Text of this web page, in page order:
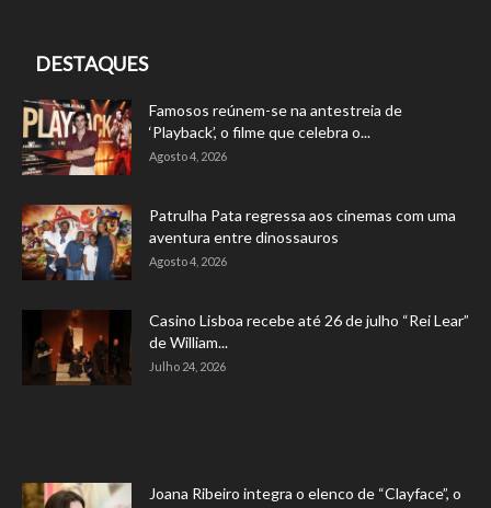
DESTAQUES
Famosos reúnem-se na antestreia de
‘Playback’, o filme que celebra o...
Agosto 4, 2026
Patrulha Pata regressa aos cinemas com uma
aventura entre dinossauros
Agosto 4, 2026
Casino Lisboa recebe até 26 de julho “Rei Lear”
de William...
Julho 24, 2026
Joana Ribeiro integra o elenco de “Clayface”, o